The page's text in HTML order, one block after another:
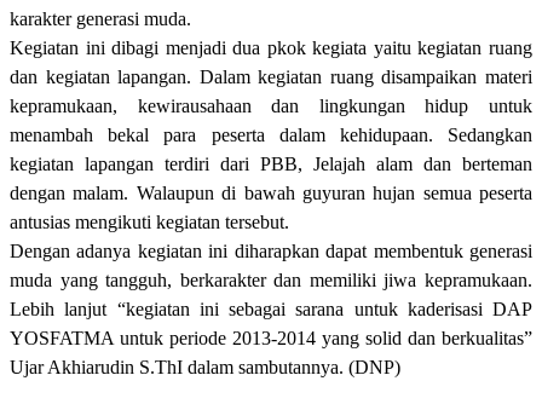
karakter generasi muda.
Kegiatan ini dibagi menjadi dua pkok kegiata yaitu kegiatan ruang
dan kegiatan lapangan. Dalam kegiatan ruang disampaikan materi
kepramukaan, kewirausahaan dan lingkungan hidup untuk
menambah bekal para peserta dalam kehidupaan. Sedangkan
kegiatan lapangan terdiri dari PBB, Jelajah alam dan berteman
dengan malam. Walaupun di bawah guyuran hujan semua peserta
antusias mengikuti kegiatan tersebut.
Dengan adanya kegiatan ini diharapkan dapat membentuk generasi
muda yang tangguh, berkarakter dan memiliki jiwa kepramukaan.
Lebih lanjut “kegiatan ini sebagai sarana untuk kaderisasi DAP
YOSFATMA untuk periode 2013-2014 yang solid dan berkualitas”
Ujar Akhiarudin S.ThI dalam sambutannya. (DNP)